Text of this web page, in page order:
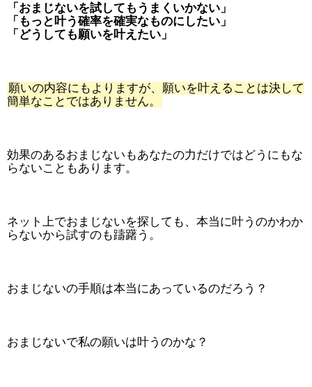
「おまじないを試してもうまくいかない」
「もっと叶う確率を確実なものにしたい」
「どうしても願いを叶えたい」
願いの内容にもよりますが、願いを叶えることは決して
簡単なことではありません。
効果のあるおまじないもあなたの力だけではどうにもな
らないこともあります。
ネット上でおまじないを探しても、本当に叶うのかわか
らないから試すのも躊躇う。
おまじないの手順は本当にあっているのだろう？
おまじないで私の願いは叶うのかな？